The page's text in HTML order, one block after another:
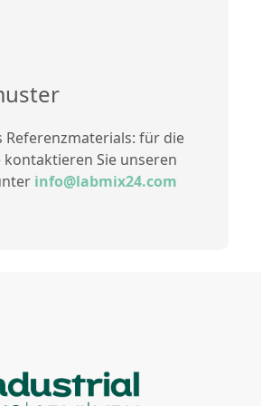
Referenzmaterials: für die
Sie unseren
info@labmix24.com